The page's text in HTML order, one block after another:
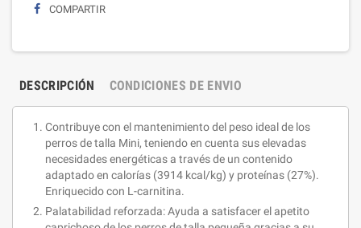
COMPARTIR
DESCRIPCIÓN CONDICIONES DE ENVIO
Contribuye con el mantenimiento del peso ideal de los
perros de talla Mini, teniendo en cuenta sus elevadas
necesidades energéticas a través de un contenido
adaptado en calorías (3914 kcal/kg) y proteínas (27%).
Enriquecido con L-carnitina.
Palatabilidad reforzada: Ayuda a satisfacer el apetito